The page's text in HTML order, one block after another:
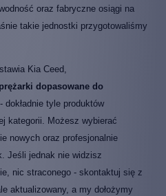
oraz fabryczne osiągi na
takie jednostki przygotowaliśmy
Kia Ceed,
dopasowane do
dokładnie tyle produktów
kategorii. Możesz wybierać
nowych oraz profesjonalnie
Jeśli jednak nie widzisz
nic straconego - skontaktuj się z
aktualizowany, a my dołożymy